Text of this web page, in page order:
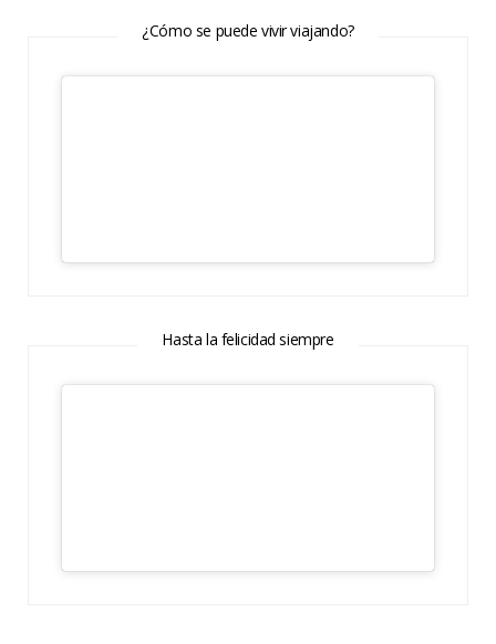
¿Cómo se puede vivir viajando?
Hasta la felicidad siempre